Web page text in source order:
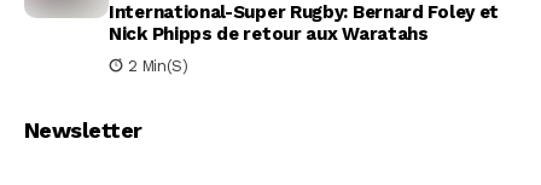
International-Super Rugby: Bernard Foley et
Nick Phipps de retour aux Waratahs
2 Min(s)
Newsletter